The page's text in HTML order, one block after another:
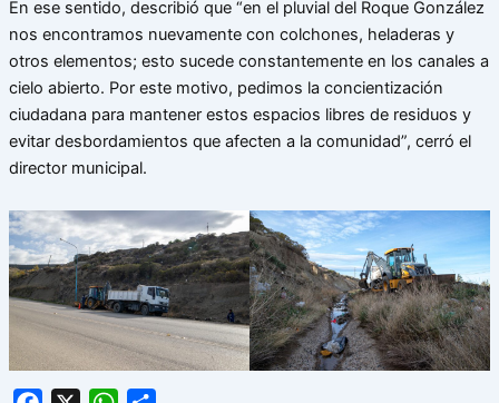
En ese sentido, describió que “en el pluvial del Roque González
nos encontramos nuevamente con colchones, heladeras y
otros elementos; esto sucede constantemente en los canales a
cielo abierto. Por este motivo, pedimos la concientización
ciudadana para mantener estos espacios libres de residuos y
evitar desbordamientos que afecten a la comunidad”, cerró el
director municipal.